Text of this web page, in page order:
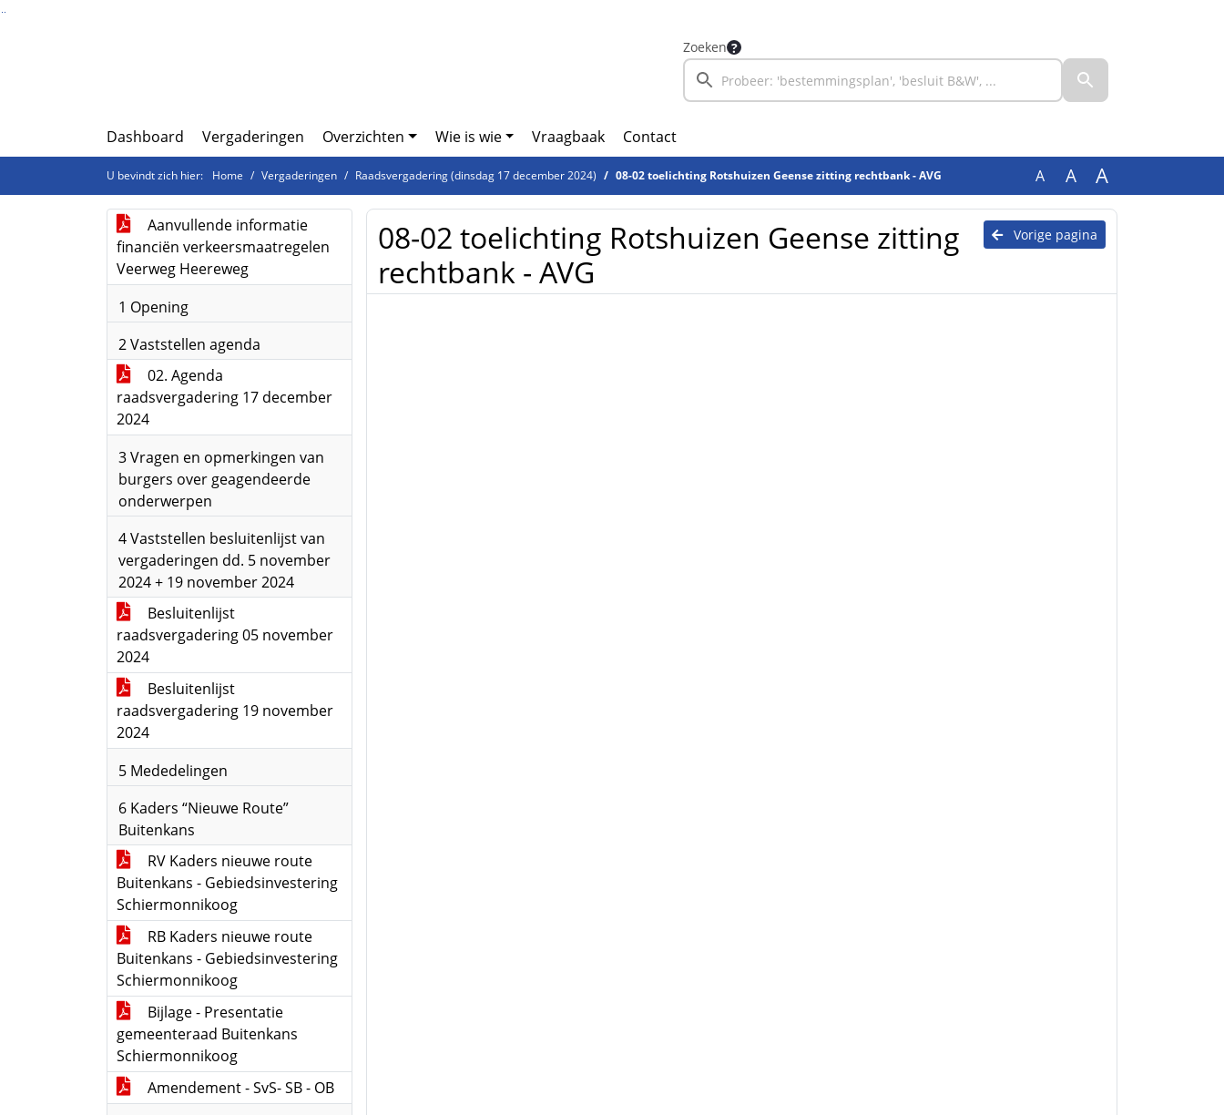
Zoeken
Dashboard Vergaderingen Overzichten Wie is wie Vraagbaak Contact
U bevindt zich hier: Home Vergaderingen Raadsvergadering (dinsdag 17 december 2024) 08-02 toelichting Rotshuizen Geense zitting rechtbank - AVG A A A
Aanvullende informatie
financiën verkeersmaatregelen
Veerweg Heereweg
1 Opening
2 Vaststellen agenda
02. Agenda
raadsvergadering 17 december
2024
3 Vragen en opmerkingen van
burgers over geagendeerde
onderwerpen
4 Vaststellen besluitenlijst van
vergaderingen dd. 5 november
2024 + 19 november 2024
Besluitenlijst
raadsvergadering 05 november
2024
Besluitenlijst
raadsvergadering 19 november
2024
5 Mededelingen
6 Kaders “Nieuwe Route”
Buitenkans
RV Kaders nieuwe route
Buitenkans - Gebiedsinvestering
Schiermonnikoog
RB Kaders nieuwe route
Buitenkans - Gebiedsinvestering
Schiermonnikoog
Bijlage - Presentatie
gemeenteraad Buitenkans
Schiermonnikoog
Amendement - SvS- SB - OB
Vorige pagina
08-02 toelichting Rotshuizen Geense zitting
rechtbank - AVG